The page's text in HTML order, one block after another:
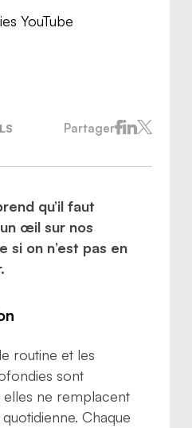
YouTube
Partager
qu’il faut
œil sur nos
si on n’est pas en
routine et les
sont
elles ne remplacent
Chaque